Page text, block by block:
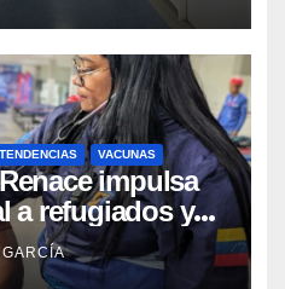
TENDENCIAS VACUNAS
impulsa
a refugiados y
en
GARCÍA